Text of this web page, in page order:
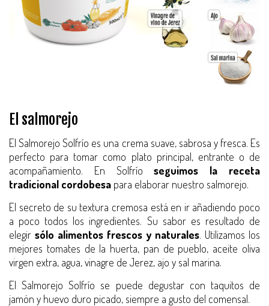
El salmorejo
El Salmorejo Solfrío es una crema suave, sabrosa y fresca. Es
perfecto para tomar como plato principal, entrante o de
acompañamiento. En Solfríoseguimos la receta
tradicional cordobesa para elaborar nuestro salmorejo.
El secreto de su textura cremosa está en ir añadiendo poco
a poco todos los ingredientes. Su sabor es resultado de
elegir sólo alimentos frescos y naturales. Utilizamos los
mejores tomates de la huerta, pan de pueblo, aceite oliva
virgen extra, agua, vinagre de Jerez, ajo y sal marina.
El Salmorejo Solfrío se puede degustar con taquitos de
jamón y huevo duro picado, siempre a gusto del comensal.